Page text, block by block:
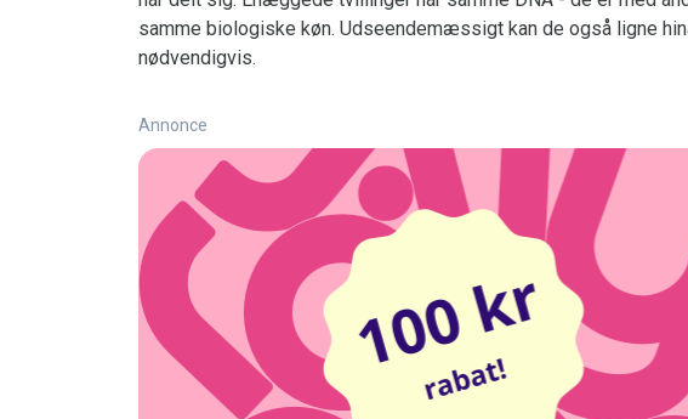
samme biologiske køn. Udseendemæssigt kan de også ligne
nødvendigvis.
Annonce